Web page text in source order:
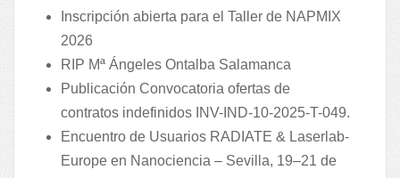
Inscripción abierta para el Taller de NAPMIX
2026
RIP Mª Ángeles Ontalba Salamanca
Publicación Convocatoria ofertas de
contratos indefinidos INV-IND-10-2025-T-049.
Encuentro de Usuarios RADIATE & Laserlab-
Europe en Nanociencia – Sevilla, 19–21 de